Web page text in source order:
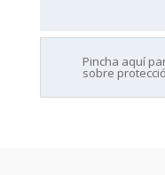
Pincha aquí
sobre